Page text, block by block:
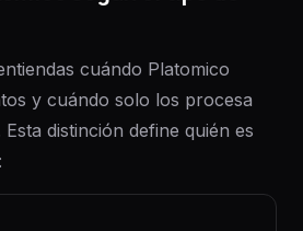
cuándo Platomico
y cuándo solo los procesa
distinción define quién es